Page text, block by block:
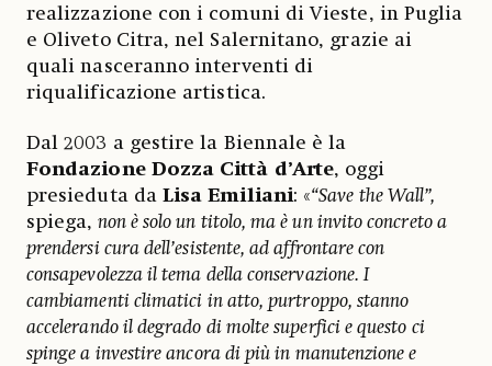
realizzazione con i comuni di Vieste, in Puglia
e Oliveto Citra, nel Salernitano, grazie ai
quali nasceranno interventi di
riqualificazione artistica.
Dal 2003 a gestire la Biennale è la
Fondazione Dozza Città d’Arte, oggi
presieduta da Lisa Emiliani: «“Save the Wall”,
spiega, non è solo un titolo, ma è un invito concreto a
prendersi cura dell’esistente, ad affrontare con
consapevolezza il tema della conservazione. I
cambiamenti climatici in atto, purtroppo, stanno
accelerando il degrado di molte superfici e questo ci
spinge a investire ancora di più in manutenzione e